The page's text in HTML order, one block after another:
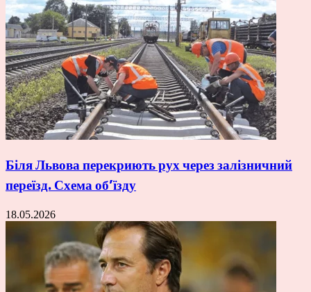
Біля Львова перекриють рух через залізничний
переїзд. Схема об’їзду
18.05.2026